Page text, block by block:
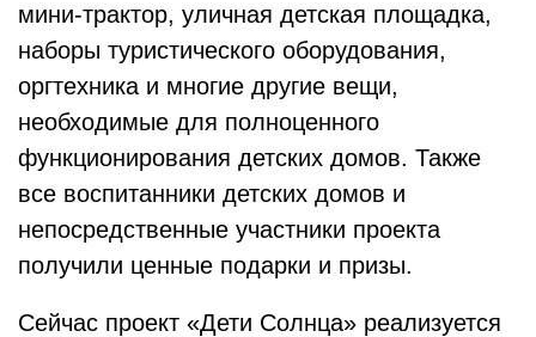
мини-трактор, уличная детская площадка,
наборы туристического оборудования,
оргтехника и многие другие вещи,
необходимые для полноценного
функционирования детских домов. Также
все воспитанники детских домов и
непосредственные участники проекта
получили ценные подарки и призы.
Сейчас проект «Дети Солнца» реализуется